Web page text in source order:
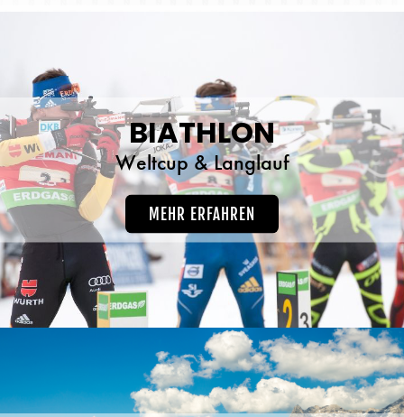
BIATHLON
Weltcup & Langlauf
MEHR ERFAHREN